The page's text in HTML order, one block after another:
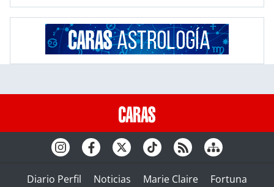
Diario Perfil Noticias Marie Claire
Fortuna